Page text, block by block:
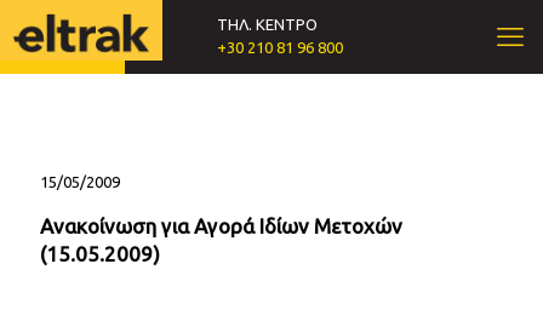
ΤΗΛ. ΚΕΝΤΡΟ
+30 210 81 96 800
15/05/2009
Ανακοίνωση για Αγορά Ιδίων Μετοχών
(15.05.2009)